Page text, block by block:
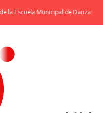
la Escuela Municipal de Danzas “El